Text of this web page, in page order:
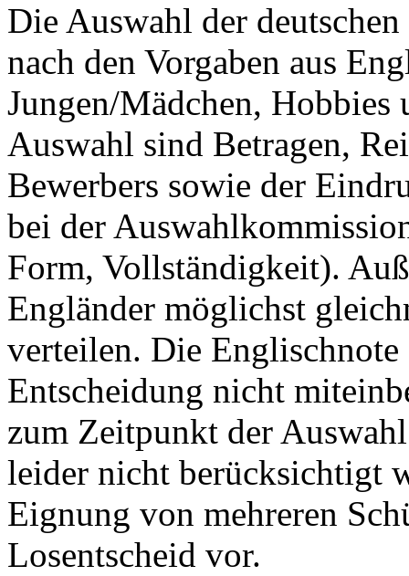
Die Auswahl der
nach den Vorgaben aus
Jungen/Mädchen,
Auswahl sind Betragen,
Bewerbers sowie der
bei der
Form, Vollständigkeit).
Engländer möglichst
verteilen. Die
Entscheidung nicht
zum Zeitpunkt der
leider nicht berücksichtigt
Eignung von mehreren
Losentscheid vor.